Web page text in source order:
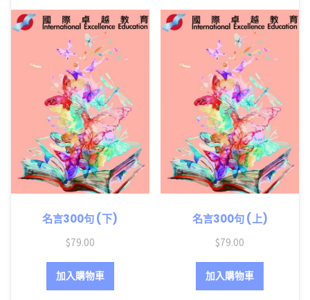
名言300句 (下)
$79.00
加入購物車
名言300句 (上)
$79.00
加入購物車